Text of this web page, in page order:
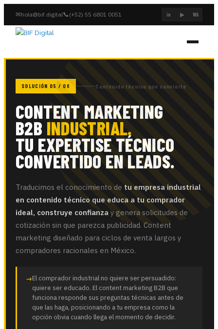
✉hola@bif.digital📞(+52) 55 6801 0051 in ▶ WA
SOLUCIÓN 05 / 08 Contenido técnico que convierte
CONTENT MARKETING
B2B INDUSTRIAL.
TU EXPERTISE TÉCNICO
CONVERTIDO EN LEADS.
Traducimos el conocimiento de tu empresa industrial
en contenido técnico que educa a tu comprador
ideal, construye confianza y genera solicitudes de
cotización sin que parezca publicidad. Content
marketing diseñado para ciclos de venta largos y
compradores racionales en México.
El comprador industrial no quiere ser persuadido:
quiere ser educado. El content marketing B2B que
funciona responde sus preguntas técnicas antes de
que las haga, posicionando a tu empresa como la
opción obvia cuando llega el momento de decidir.